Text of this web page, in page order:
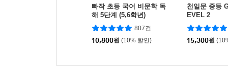
빠작 초등 국어 비문학 독
해 5단계 (5,6학년)
807건
10,800원 (10% 할인)
천일문 중등
EVEL 2
15,300원